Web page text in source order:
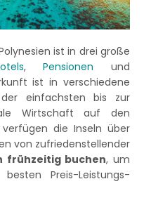
ist in drei große
,Pensionen und
ist in verschiedene
einfachsten bis zur
Wirtschaft auf den
die Inseln über
von zufriedenstellender
frühzeitig buchen, um
Preis-Leistungs-